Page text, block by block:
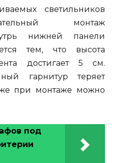
светильников
монтаж
нижней панели
тем, что высота
достигает 5 см.
гарнитур теряет
при монтаже можно
под